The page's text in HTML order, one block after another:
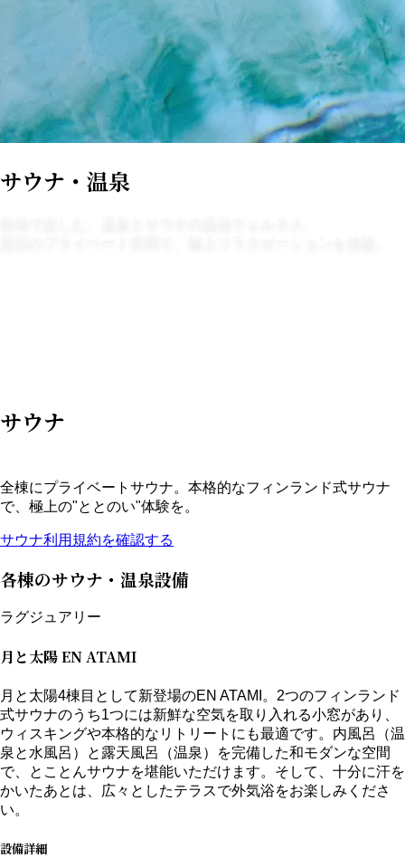
サウナ・温泉
サウナ
全棟にプライベートサウナ。本格的なフィンランド式サウナ
で、極上の"ととのい"体験を。
サウナ利用規約を確認する
各棟のサウナ・温泉設備
ラグジュアリー
月と太陽 EN ATAMI
月と太陽4棟目として新登場のEN ATAMI。2つのフィンランド
式サウナのうち1つには新鮮な空気を取り入れる小窓があり、
ウィスキングや本格的なリトリートにも最適です。内風呂（温
泉と水風呂）と露天風呂（温泉）を完備した和モダンな空間
で、とことんサウナを堪能いただけます。そして、十分に汗を
かいたあとは、広々としたテラスで外気浴をお楽しみくださ
い。
設備詳細